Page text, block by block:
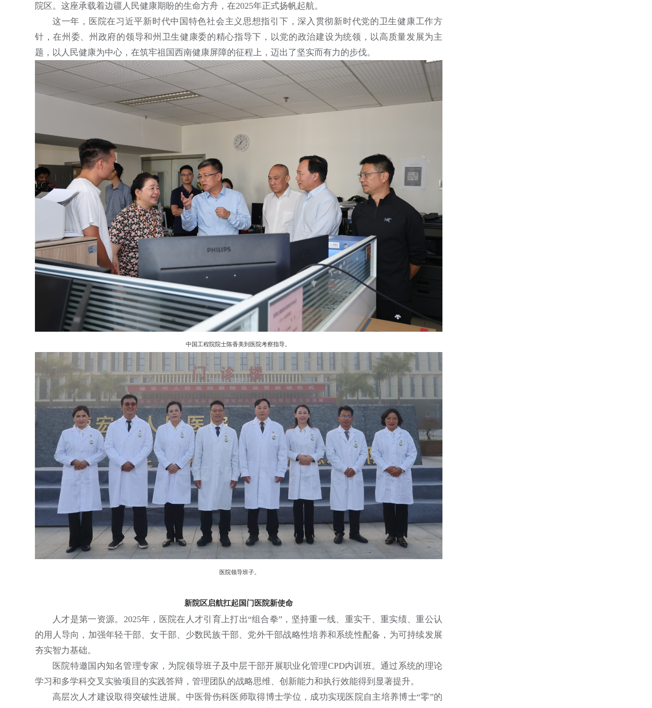
院区。这座承载着边疆人民健康期盼的生命方舟，在2025年正式扬帆起航。
这一年，医院在习近平新时代中国特色社会主义思想指引下，深入贯彻新时代党的卫生健康工作方
针，在州委、州政府的领导和州卫生健康委的精心指导下，以党的政治建设为统领，以高质量发展为主
题，以人民健康为中心，在筑牢祖国西南健康屏障的征程上，迈出了坚实而有力的步伐。
中国工程院院士陈香美到医院考察指导。
医院领导班子。
新院区启航扛起国门医院新使命
人才是第一资源。2025年，医院在人才引育上打出“组合拳”，坚持重一线、重实干、重实绩、重公认
的用人导向，加强年轻干部、女干部、少数民族干部、党外干部战略性培养和系统性配备，为可持续发展
夯实智力基础。
医院特邀国内知名管理专家，为院领导班子及中层干部开展职业化管理CPD内训班。通过系统的理论
学习和多学科交叉实验项目的实践答辩，管理团队的战略思维、创新能力和执行效能得到显著提升。
高层次人才建设取得突破性进展。中医骨伤科医师取得博士学位，成功实现医院自主培养博士“零”的